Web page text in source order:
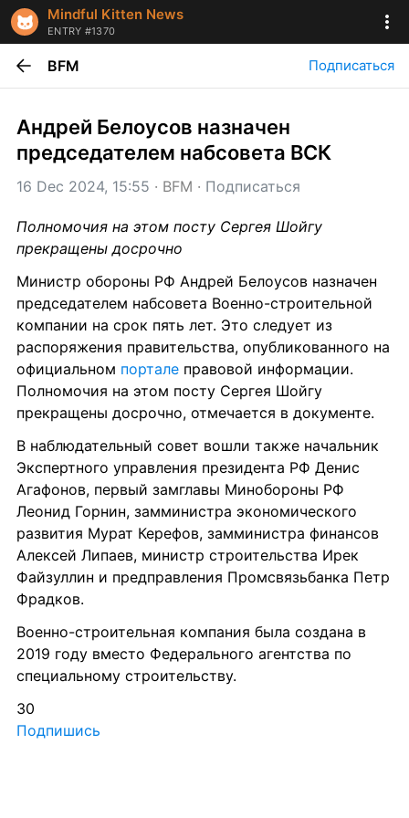
Mindful Kitten News
ENTRY #1370
BFM Подписаться
Андрей Белоусов назначен
председателем набсовета ВСК
16 Dec 2024, 15:55 · BFM · Подписаться
Полномочия на этом посту Сергея Шойгу
прекращены досрочно
Министр обороны РФ Андрей Белоусов назначен
председателем набсовета Военно-строительной
компании на срок пять лет. Это следует из
распоряжения правительства, опубликованного на
официальном портале правовой информации.
Полномочия на этом посту Сергея Шойгу
прекращены досрочно, отмечается в документе.
В наблюдательный совет вошли также начальник
Экспертного управления президента РФ Денис
Агафонов, первый замглавы Минобороны РФ
Леонид Горнин, замминистра экономического
развития Мурат Керефов, замминистра финансов
Алексей Липаев, министр строительства Ирек
Файзуллин и предправления Промсвязьбанка Петр
Фрадков.
Военно-строительная компания была создана в
2019 году вместо Федерального агентства по
специальному строительству.
30
Подпишись